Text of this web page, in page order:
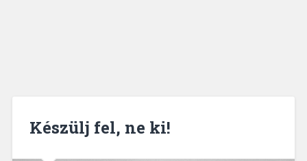
Készülj fel, ne ki!